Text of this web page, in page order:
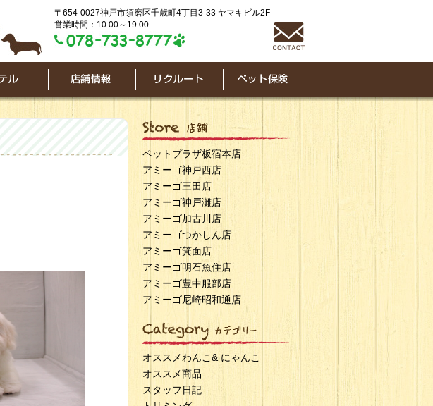
〒654-0027神戸市須磨区千歳町4丁目3-33 ヤマキビル2F
営業時間：10:00～19:00
ペットプラザ板宿本店
アミーゴ神戸西店
アミーゴ三田店
アミーゴ神戸灘店
アミーゴ加古川店
アミーゴつかしん店
アミーゴ箕面店
アミーゴ明石魚住店
アミーゴ豊中服部店
アミーゴ尼崎昭和通店
オススメわんこ& にゃんこ
オススメ商品
スタッフ日記